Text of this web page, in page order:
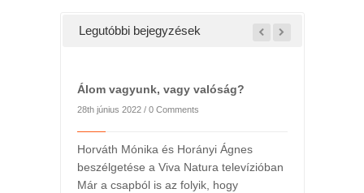
Legutóbbi bejegyzések
Álom vagyunk, vagy valóság?
28th június 2022 / 0 Comments
Horváth Mónika és Horányi Ágnes
beszélgetése a Viva Natura televízióban
Már a csapból is az folyik, hogy